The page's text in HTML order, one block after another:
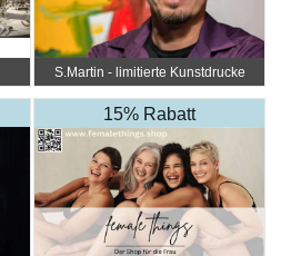
S.Martin - limitierte Kunstdrucke
15% Rabatt